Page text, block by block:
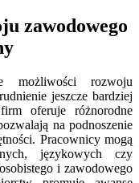
zawodowego
możliwości rozwoju
jeszcze bardziej
oferuje różnorodne
na podnoszenie
Pracownicy mogą
językowych czy
i zawodowego